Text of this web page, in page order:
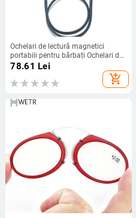
Ochelari de lectură magnetici
portabili pentru bărbați Ochelari de
lectură cu magnet care atârnă pe
gât Ochelari prezbiopici femei
78.61 Lei
add_shopping_cart